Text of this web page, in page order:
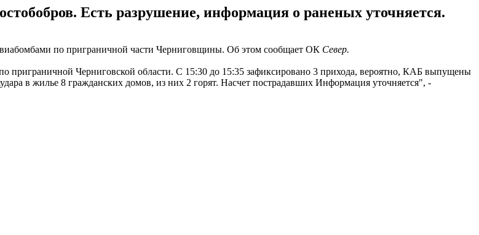
Есть разрушение, информация о раненых уточняется.
по приграничной части Черниговщины. Об этом сообщает ОК Север.
приграничной Черниговской области. С 15:30 до 15:35 зафиксировано 3 прихода, вероятно, КАБ выпущены
в жилье 8 гражданских домов, из них 2 горят. Насчет пострадавших Информация уточняется", -